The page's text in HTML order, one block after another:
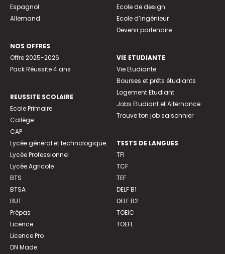
Espagnol
Allemand
NOS OFFRES
Offre 2025-2026
Pack Réussite 4 ans
REUSSITE SCOLAIRE
Ecole Primaire
Collège
CAP
Lycée général et technologique
Lycée Professionnel
Lycée Agricole
BTS
BTSA
BUT
Prépas
Licence
Licence Pro
DN Made
Ecole de design
Ecole d’ingénieur
Devenir partenaire
VIE ETUDIANTE
Vie Etudiante
Bourses et prêts étudiants
Logement Etudiant
Jobs Etudiant et Alternance
Trouve ton job saisonnier
TESTS DE LANGUES
TFI
TCF
TEF
DELF B1
DELF B2
TOEIC
TOEFL